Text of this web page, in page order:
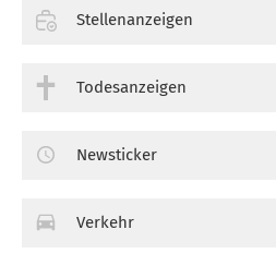
Stellenanzeigen
Todesanzeigen
Newsticker
Verkehr